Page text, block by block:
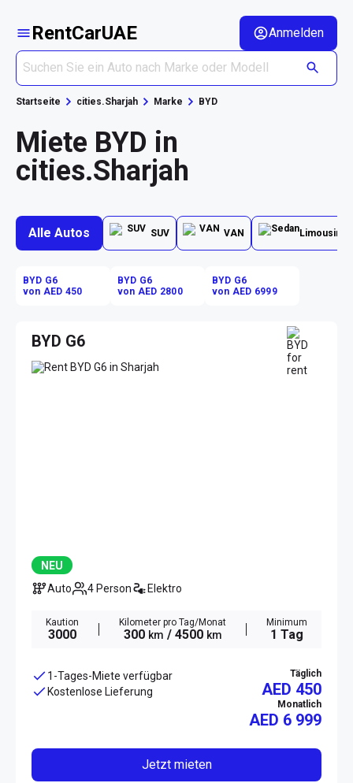
RentCarUAE Anmelden
Startseite cities.Sharjah Marke BYD
Miete BYD in
cities.Sharjah
Alle Autos SUV VAN Limousine
BYD G6
von AED 450
BYD G6
von AED 2800
BYD G6
von AED 6999
BYD G6
NEU
Auto
4 Person Elektro
Kaution
3000
Kilometer pro Tag/Monat
300 km / 4500 km
Minimum
1 Tag
1-Tages-Miete verfügbar
Kostenlose Lieferung
Täglich
AED 450
Monatlich
AED 6 999
Jetzt mieten